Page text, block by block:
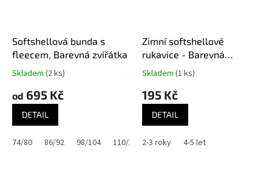
Softshellová bunda s
fleecem, Barevná zvířátka
Skladem (2 ks)
od 695 Kč
DETAIL
74/80 86/92 98/104 110/116 122/128 134/140
Zimní softshellové
rukavice - Barevná
zvířátka
Skladem (1 ks)
195 Kč
DETAIL
2-3 roky 4-5 let